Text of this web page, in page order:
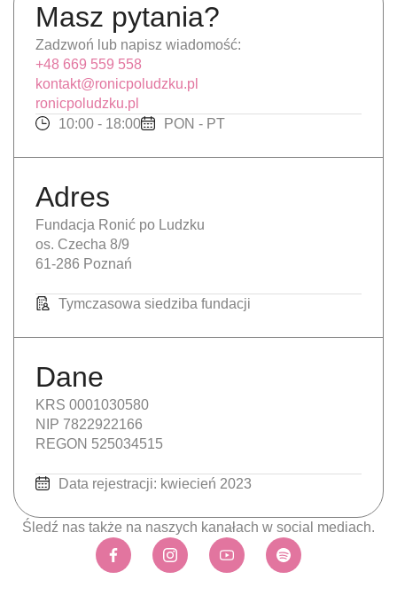
Masz pytania?
Zadzwoń lub napisz wiadomość:
+48 669 559 558
kontakt@ronicpoludzku.pl
ronicpoludzku.pl
10:00 - 18:00
PON - PT
Adres
Fundacja Ronić po Ludzku
os. Czecha 8/9
61-286 Poznań
Tymczasowa siedziba fundacji
Dane
KRS 0001030580
NIP 7822922166
REGON 525034515
Data rejestracji: kwiecień 2023
Śledź nas także na naszych kanałach w social mediach.